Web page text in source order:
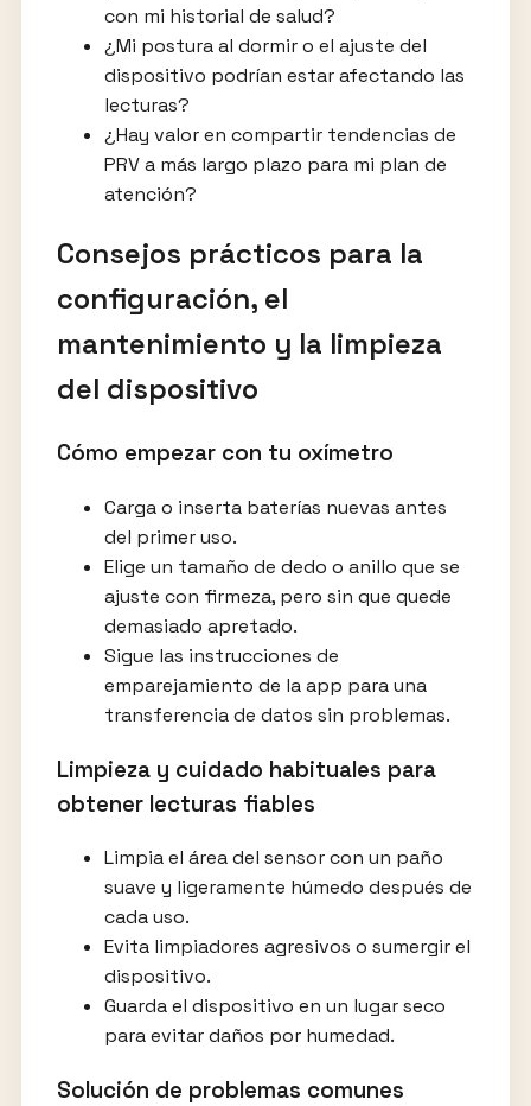
con mi historial de salud?
¿Mi postura al dormir o el ajuste del
dispositivo podrían estar afectando las
lecturas?
¿Hay valor en compartir tendencias de
PRV a más largo plazo para mi plan de
atención?
Consejos prácticos para la
configuración, el
mantenimiento y la limpieza
del dispositivo
Cómo empezar con tu oxímetro
Carga o inserta baterías nuevas antes
del primer uso.
Elige un tamaño de dedo o anillo que se
ajuste con firmeza, pero sin que quede
demasiado apretado.
Sigue las instrucciones de
emparejamiento de la app para una
transferencia de datos sin problemas.
Limpieza y cuidado habituales para
obtener lecturas fiables
Limpia el área del sensor con un paño
suave y ligeramente húmedo después de
cada uso.
Evita limpiadores agresivos o sumergir el
dispositivo.
Guarda el dispositivo en un lugar seco
para evitar daños por humedad.
Solución de problemas comunes